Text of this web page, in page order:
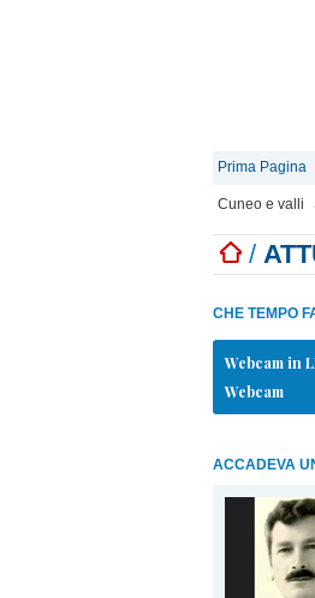
Prima Pagina
Cuneo e valli
/
CHE TEMPO
Webcam in
Webcam
ACCADEVA